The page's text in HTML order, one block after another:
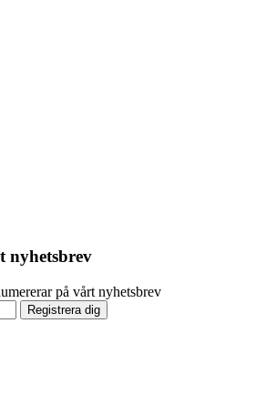
nyhetsbrev
på vårt nyhetsbrev
Registrera dig